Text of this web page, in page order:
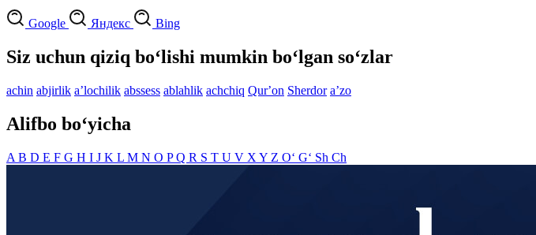
Google Яндекс Bing
Siz uchun qiziq bo‘lishi mumkin bo‘lgan so‘zlar
achin abjirlik aʼlochilik abssess ablahlik achchiq Qurʼon Sherdor aʼzo
Alifbo bo‘yicha
A B D E F G H I J K L M N O PQ R S T U V X Y Z O‘ G‘ Sh Ch